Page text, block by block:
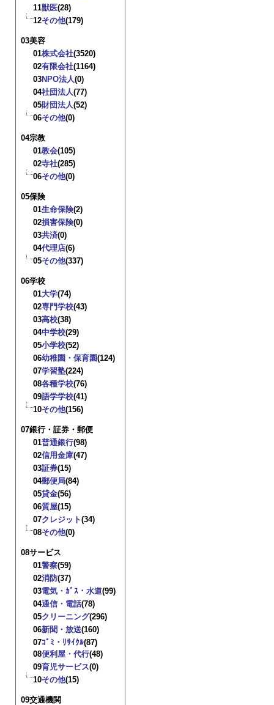
11獣医(28)
12その他(179)
03美容
01株式会社(3520)
02有限会社(1164)
03NPO法人(0)
04社団法人(77)
05財団法人(52)
06その他(0)
04宗教
01教会(105)
02寺社(285)
06その他(0)
05保険
01生命保険(2)
02損害保険(0)
03共済(0)
04代理店(6)
05その他(337)
06学校
01大学(74)
02専門学校(43)
03高校(38)
04中学校(29)
05小学校(52)
06幼稚園・保育園(124)
07学習塾(224)
08各種学校(76)
09語学学校(41)
10その他(156)
07銀行・証券・郵便
01普通銀行(98)
02信用金庫(47)
03証券(15)
04郵便局(84)
05貸金(56)
06質屋(15)
07クレジット(34)
08その他(0)
08サービス
01警察(59)
02消防(37)
03電気・ｶﾞｽ・水道(99)
04通信・電話(78)
05クリーニング(296)
06新聞・放送(160)
07ｺﾞﾐ・ﾘｻｲｸﾙ(87)
08便利屋・代行(48)
09育児サービス(0)
10その他(15)
09交通機関